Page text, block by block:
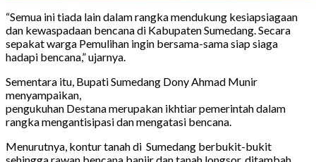
“Semua ini tiada lain dalam rangka mendukung kesiapsiagaan
dan kewaspadaan bencana di Kabupaten Sumedang. Secara
sepakat warga Pemulihan ingin bersama-sama siap siaga
hadapi bencana,” ujarnya.
Sementara itu, Bupati Sumedang Dony Ahmad Munir
menyampaikan,
pengukuhan Destana merupakan ikhtiar pemerintah dalam
rangka mengantisipasi dan mengatasi bencana.
Menurutnya, kontur tanah di Sumedang berbukit-bukit